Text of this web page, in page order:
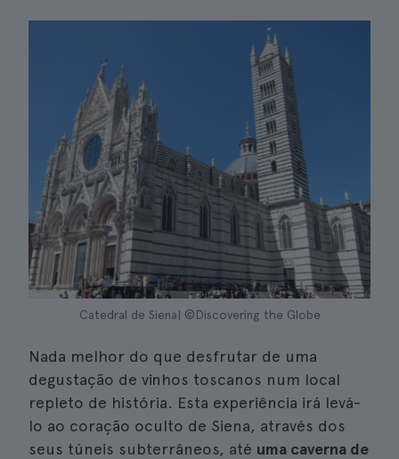
Catedral de Siena| ©Discovering the Globe
Nada melhor do que desfrutar de uma
degustação de vinhos toscanos num local
repleto de história. Esta experiência irá levá-
lo ao coração oculto de Siena, através dos
seus túneis subterrâneos, até uma caverna de